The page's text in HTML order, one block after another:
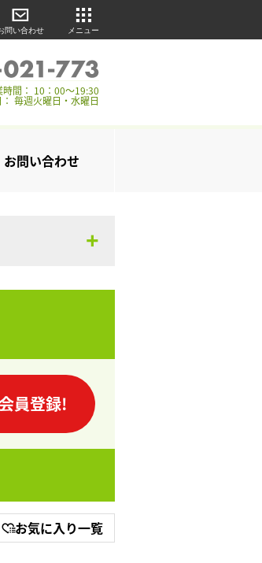
問い合わせ メニュー
時間： 10：00～19:30
毎週火曜日・水曜日
お問い合わせ
員登録!
お気に入り一覧